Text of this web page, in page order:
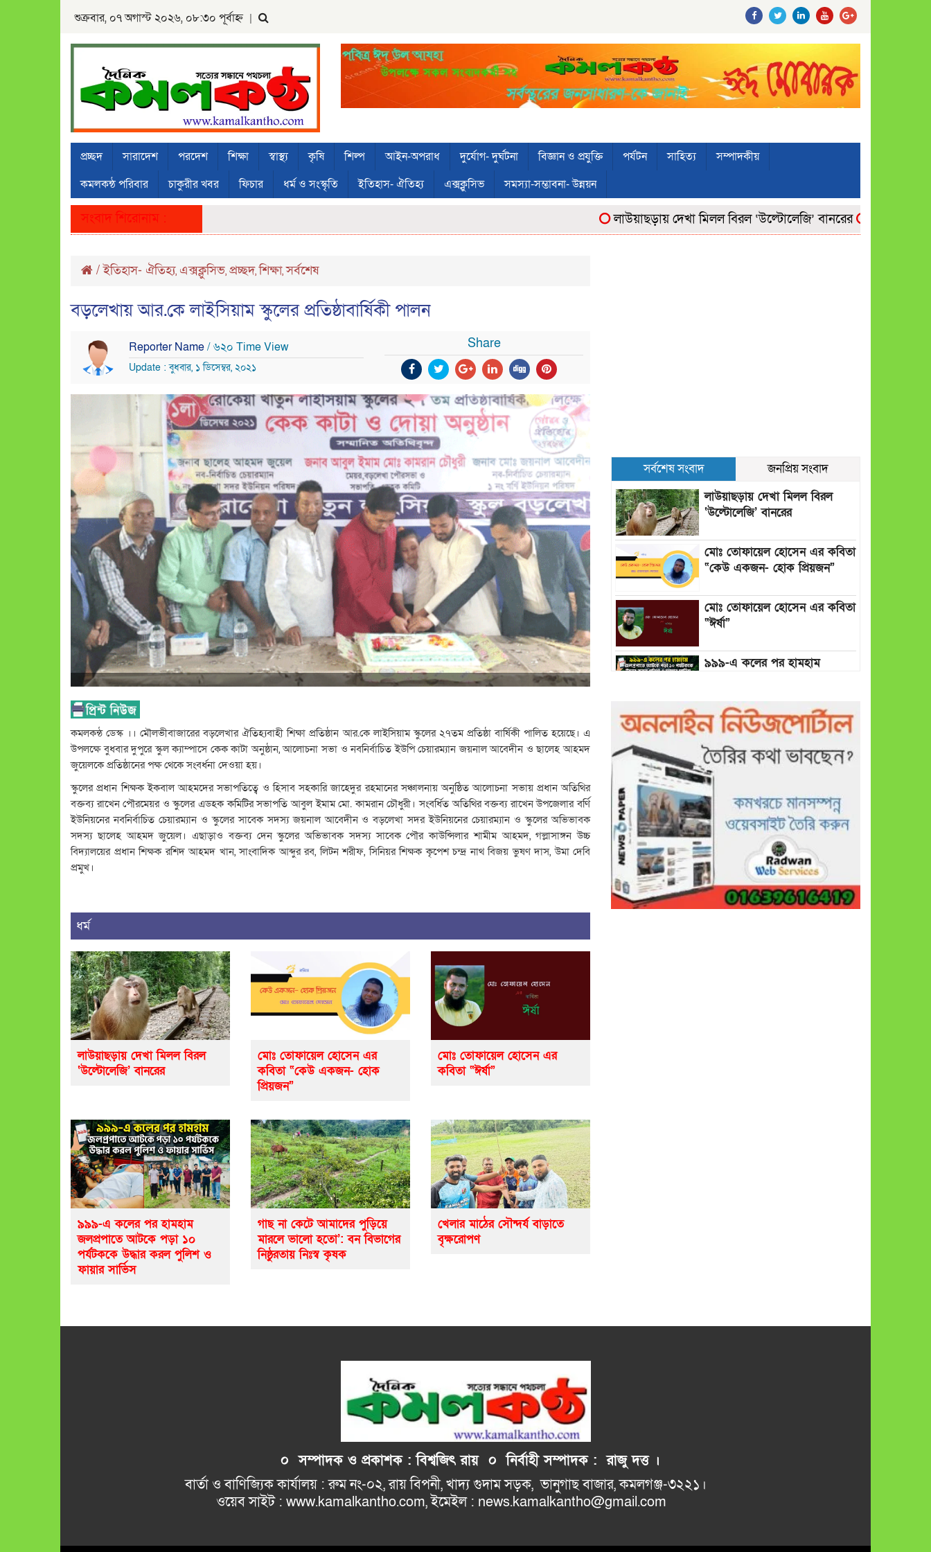
শুক্রবার, ০৭ অগাস্ট ২০২৬, ০৮:৩০ পূর্বাহ্ন |
প্রচ্ছদ সারাদেশ পরদেশ শিক্ষা স্বাস্থ্য কৃষি শিল্প আইন-অপরাধ দুর্যোগ- দুর্ঘটনা বিজ্ঞান ও প্রযুক্তি পর্যটন সাহিত্য
সম্পাদকীয়
কমলকন্ঠ পরিবার
চাকুরীর খবর ফিচার ধর্ম ও সংস্কৃতি ইতিহাস- ঐতিহ্য এক্সক্লুসিভ সমস্যা-সম্ভাবনা- উন্নয়ন
সংবাদ শিরোনাম : লাউয়াছড়ায় দেখা মিলল বিরল ‘উল্টোলেজি’ বানরের মোঃ তোফায়েল
/ইতিহাস- ঐতিহ্য, এক্সক্লুসিভ, প্রচ্ছদ,শিক্ষা,সর্বশেষ
বড়লেখায় আর.কে লাইসিয়াম স্কুলের প্রতিষ্ঠাবার্ষিকী পালন
Reporter Name/ ৬২০ Time View
Update : বুধবার, ১ ডিসেম্বর, ২০২১
Share
কমলকন্ঠ ডেস্ক ।। মৌলভীবাজারের বড়লেখার ঐতিহ্যবাহী শিক্ষা প্রতিষ্ঠান আর.কে লাইসিয়াম স্কুলের ২৭তম প্রতিষ্ঠা বার্ষিকী পালিত হয়েছে। এ
উপলক্ষে বুধবার দুপুরে স্কুল ক্যাম্পাসে কেক কাটা অনুষ্ঠান, আলোচনা সভা ও নবনির্বাচিত ইউপি চেয়ারম্যান জয়নাল আবেদীন ও ছালেহ আহমদ
জুয়েলকে প্রতিষ্ঠানের পক্ষ থেকে সংবর্ধনা দেওয়া হয়।
স্কুলের প্রধান শিক্ষক ইকবাল আহমদের সভাপতিত্বে ও হিসাব সহকারি জাহেদুর রহমানের সঞ্চালনায় অনুষ্ঠিত আলোচনা সভায় প্রধান অতিথির
বক্তব্য রাখেন পৌরমেয়র ও স্কুলের এডহক কমিটির সভাপতি আবুল ইমাম মো. কামরান চৌধুরী। সংবর্ধিত অতিথির বক্তব্য রাখেন উপজেলার বর্ণি
ইউনিয়নের নবনির্বাচিত চেয়ারম্যান ও স্কুলের সাবেক সদস্য জয়নাল আবেদীন ও বড়লেখা সদর ইউনিয়নের চেয়ারম্যান ও স্কুলের অভিভাবক
সদস্য ছালেহ আহমদ জুয়েল। এছাড়াও বক্তব্য দেন স্কুলের অভিভাবক সদস্য সাবেক পৌর কাউন্সিলার শামীম আহমদ, গল্লাসাঙ্গন উচ্চ
বিদ্যালয়ের প্রধান শিক্ষক রশিদ আহমদ খান, সাংবাদিক আব্দুর রব, লিটন শরীফ, সিনিয়র শিক্ষক কৃপেশ চন্দ্র নাথ বিজয় ভুষণ দাস, উমা দেবি
প্রমুখ।
ধর্ম
লাউয়াছড়ায় দেখা মিলল বিরল
‘উল্টোলেজি’ বানরের
মোঃ তোফায়েল হোসেন এর
কবিতা “কেউ একজন- হোক
প্রিয়জন”
মোঃ তোফায়েল হোসেন এর
কবিতা “ঈর্ষা”
৯৯৯-এ কলের পর হামহাম
জলপ্রপাতে আটকে পড়া ১০
পর্যটককে উদ্ধার করল পুলিশ ও
ফায়ার সার্ভিস
গাছ না কেটে আমাদের পুড়িয়ে
মারলে ভালো হতো’: বন বিভাগের
নিষ্ঠুরতায় নিঃস্ব কৃষক
খেলার মাঠের সৌন্দর্য বাড়াতে
বৃক্ষরোপণ
সর্বশেষ সংবাদ
জনপ্রিয় সংবাদ
লাউয়াছড়ায় দেখা মিলল বিরল
‘উল্টোলেজি’ বানরের
মোঃ তোফায়েল হোসেন এর কবিতা
“কেউ একজন- হোক প্রিয়জন”
মোঃ তোফায়েল হোসেন এর কবিতা
“ঈর্ষা”
৯৯৯-এ কলের পর হামহাম
ফায়ার সার্ভিস
গাছ না কেটে আমাদের পুড়িয়ে
মারলে ভালো হতো’: বন বিভাগের
নিষ্ঠুরতায় নিঃস্ব কৃষক
০ সম্পাদক ও প্রকাশক : বিশ্বজিৎ রায় ০ নির্বাহীসম্পাদক : রাজু দত্ত ।
বার্তা ও বাণিজ্যিক কার্যালয় : রুম নং-০২, রায় বিপনী, খাদ্য গুদাম সড়ক, ভানুগাছ বাজার, কমলগঞ্জ-৩২২১।
ওয়েব সাইট : www.kamalkantho.com, ইমেইল : news.kamalkantho@gmail.com